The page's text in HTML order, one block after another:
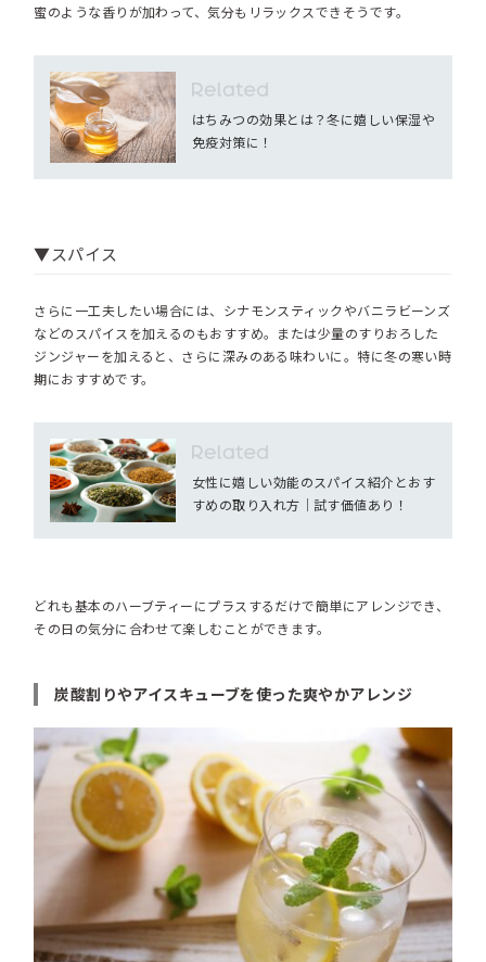
蜜のような香りが加わって、気分もリラックスできそうです。
はちみつの効果とは？冬に嬉しい保湿や
免疫対策に！
▼スパイス
さらに一工夫したい場合には、シナモンスティックやバニラビーンズ
などのスパイスを加えるのもおすすめ。または少量のすりおろした
ジンジャーを加えると、さらに深みのある味わいに。特に冬の寒い時
期におすすめです。
女性に嬉しい効能のスパイス紹介とおす
すめの取り入れ方｜試す価値あり！
どれも基本のハーブティーにプラスするだけで簡単にアレンジでき、
その日の気分に合わせて楽しむことができます。
炭酸割りやアイスキューブを使った爽やかアレンジ